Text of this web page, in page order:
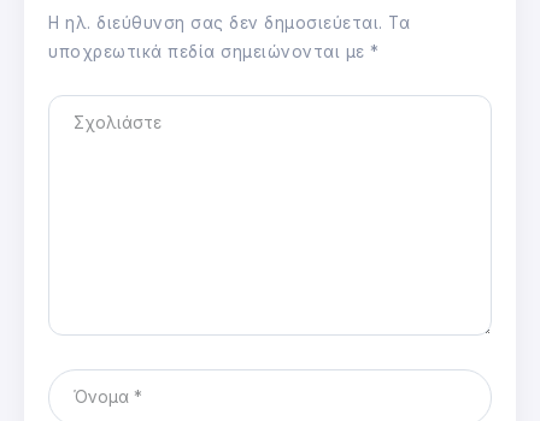
Η ηλ. διεύθυνση σας δεν δημοσιεύεται. Τα
υποχρεωτικά πεδία σημειώνονται με *